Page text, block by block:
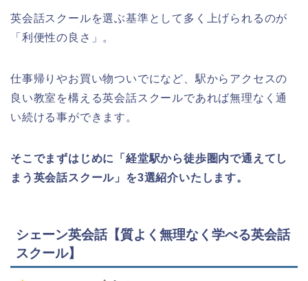
英会話スクールを選ぶ基準として多く上げられるのが
「利便性の良さ」。
仕事帰りやお買い物ついでになど、駅からアクセスの
良い教室を構える英会話スクールであれば無理なく通
い続ける事ができます。
そこでまずはじめに「経堂駅から徒歩圏内で通えてし
まう英会話スクール」を3選紹介いたします。
シェーン英会話【質よく無理なく学べる英会話
スクール】